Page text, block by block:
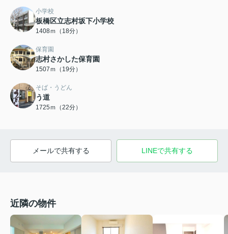
小学校
板橋区立志村坂下小学校
1408ｍ（18分）
保育園
志村さかした保育園
1507ｍ（19分）
そば・うどん
う道
1725ｍ（22分）
メールで共有する LINEで共有する
近隣の物件